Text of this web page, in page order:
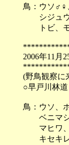
鳥：ウソ♂♀
シジュウ
トビ、
2006年
(野鳥観察に
○早戸川林道
鳥：ウソ、
ベニマシ
マヒワ、
キセキレ